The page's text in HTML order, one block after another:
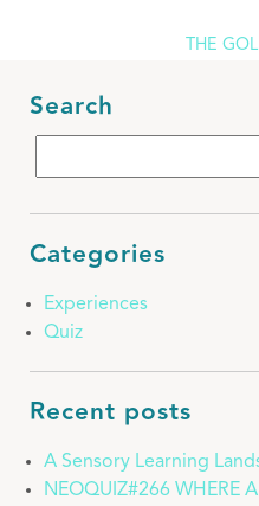
THE
Search
Categories
Experiences
Quiz
Recent posts
A Sensory Learning
NEOQUIZ#266 WHERE